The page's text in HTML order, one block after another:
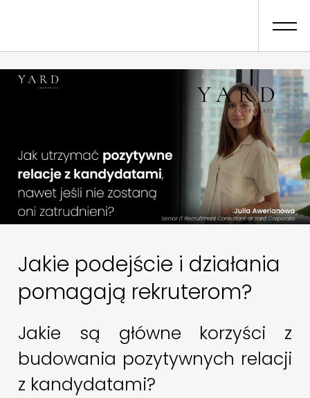
Jakie podejście i działania
pomagają rekruterom?
Jakie są główne korzyści z
budowania pozytywnych relacji
z kandydatami?